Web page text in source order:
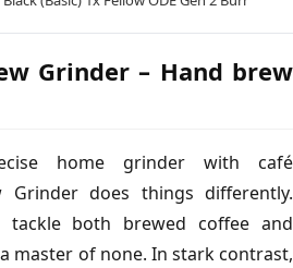
Grinder – Hand brew
home grinder with café
Grinder does things differently.
both brewed coffee and
master of none. In stark contrast,